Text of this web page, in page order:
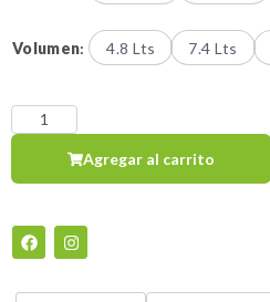
Volumen: 4.8 Lts 7.4 Lts
Agregar al carrito